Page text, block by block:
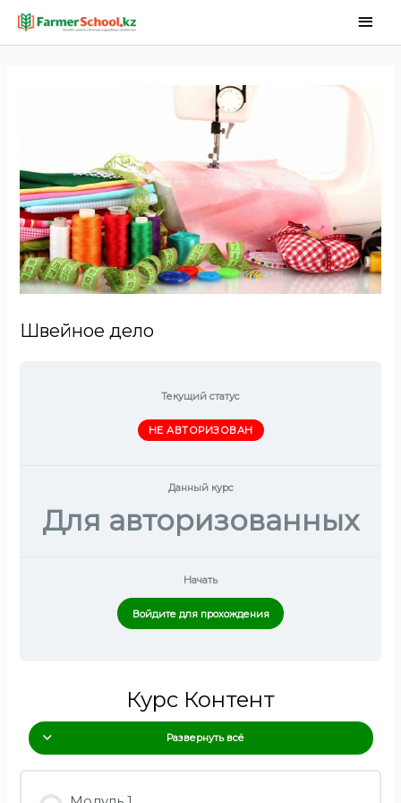
Швейное дело
Текущий статус
НЕ АВТОРИЗОВАН
Данный курс
Для авторизованных
Начать
Войдите для прохождения
Курс Контент
Развернуть всё